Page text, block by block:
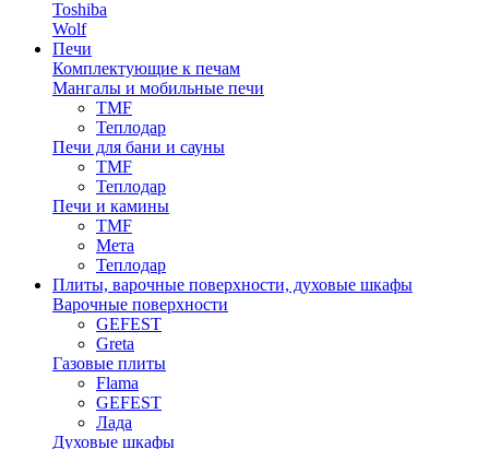
Toshiba
Wolf
Печи
Комплектующие к печам
Мангалы и мобильные печи
TMF
Теплодар
Печи для бани и сауны
TMF
Теплодар
Печи и камины
TMF
Мета
Теплодар
Плиты, варочные поверхности, духовые шкафы
Варочные поверхности
GEFEST
Greta
Газовые плиты
Flama
GEFEST
Лада
Духовые шкафы